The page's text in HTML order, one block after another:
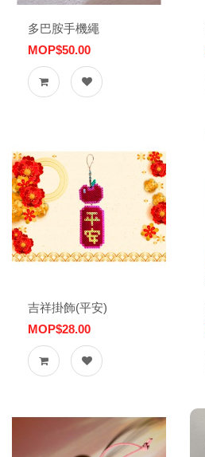
多巴胺手機繩
MOP$50.00
吉祥掛飾(平安)
MOP$28.00